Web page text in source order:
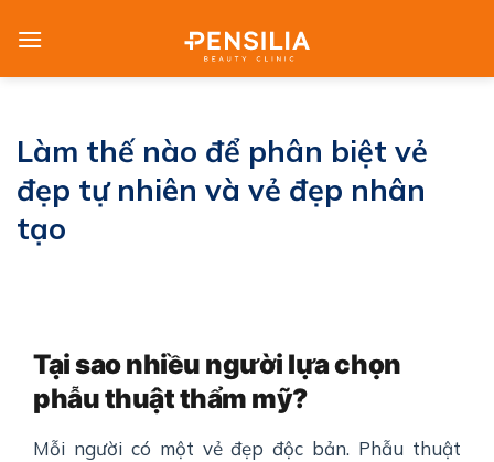
Làm thế nào để phân biệt vẻ
đẹp tự nhiên và vẻ đẹp nhân
tạo
Tại sao nhiều người lựa chọn
phẫu thuật thẩm mỹ?
Mỗi người có một vẻ đẹp độc bản. Phẫu thuật